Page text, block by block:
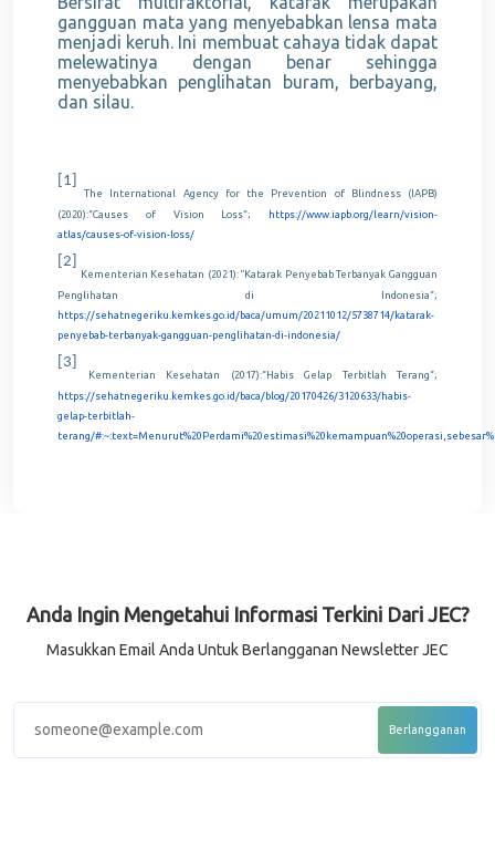
gangguan mata yang menyebabkan lensa mata
menjadi keruh. Ini membuat cahaya tidak dapat
melewatinya dengan benar sehingga
menyebabkan penglihatan buram, berbayang,
dan silau.
[1]
The International Agency for the Prevention of Blindness (IAPB)
(2020):”Causes of Vision Loss”; https://www.iapb.org/learn/vision-
atlas/causes-of-vision-loss/
[2]
Kementerian Kesehatan (2021): “Katarak Penyebab Terbanyak Gangguan
Penglihatan di Indonesia”;
https://sehatnegeriku.kemkes.go.id/baca/umum/20211012/5738714/katarak-
penyebab-terbanyak-gangguan-penglihatan-di-indonesia/
[3]
Kementerian Kesehatan (2017):”Habis Gelap Terbitlah Terang”;
https://sehatnegeriku.kemkes.go.id/baca/blog/20170426/3120633/habis-
gelap-terbitlah-
terang/
Anda Ingin Mengetahui Informasi Terkini Dari JEC?
Masukkan Email Anda Untuk Berlangganan Newsletter JEC